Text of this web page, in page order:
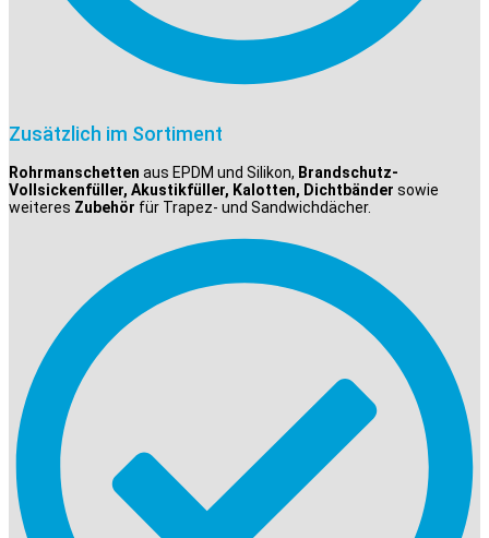
Zusätzlich im Sortiment
Rohrmanschetten aus EPDM und Silikon, Brandschutz-
Vollsickenfüller, Akustikfüller, Kalotten, Dichtbänder sowie
weiteres Zubehör für Trapez- und Sandwichdächer.